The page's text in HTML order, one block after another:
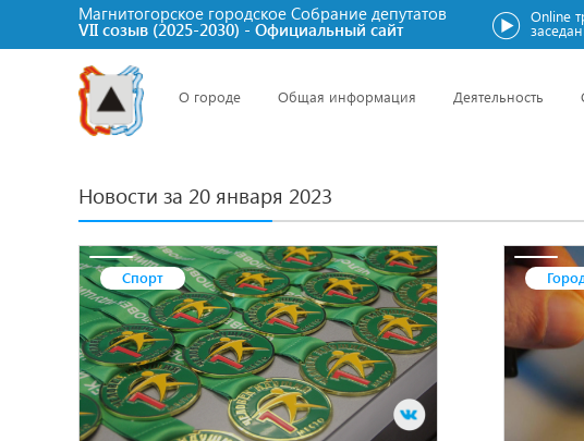
Магнитогорское городское Cобрание депутатов
VII созыв (2025-2030) - Официальный сайт
Online
О городе Общая информация Деятельность
Новости за 20 января 2023
Спорт